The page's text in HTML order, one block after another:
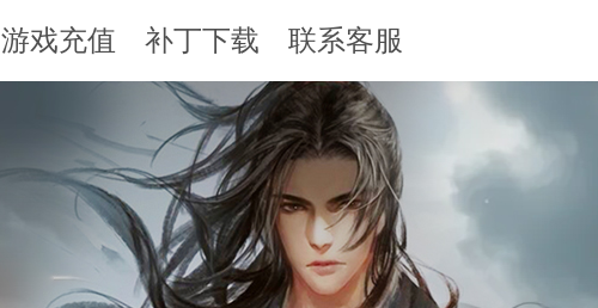
游戏充值 补丁下载 联系客服